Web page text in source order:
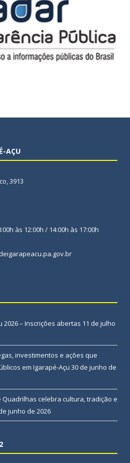
AÇU
3913
às 12:00h / 14:00h às 17:00h
2026 – Inscrições abertas 11 de julho
investimentos e ações que
em Igarapé-Açu 30 de junho de
celebra cultura, tradição e
junho de 2026